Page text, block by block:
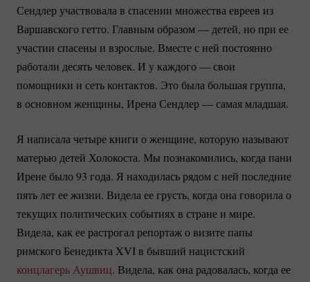
Сендлер участвовала в спасении множества евреев из
Варшавского гетто. Главным образом — детей, но при ее
участии спасены и взрослые. Вместе с ней постоянно
работали десять человек. И у каждого — свои
помощники и сеть контактов. Это была большая группа,
в основном женщины, Ирена Сендлер — самая младшая.
Я написала четыре книги о женщине, которую называют
матерью детей Холокоста. Мы познакомились, когда пани
Ирене было 93 года. Я находилась рядом с ней последние
пять лет ее жизни. Видела ее грусть, когда она говорила о
текущих политических событиях в стране и мире.
Видела, как ее растрогал репортаж о визите папы
римского Бенедикта XVI в бывший нацистский
концлагерь Аушвиц. Видела, как она радовалась, когда ее